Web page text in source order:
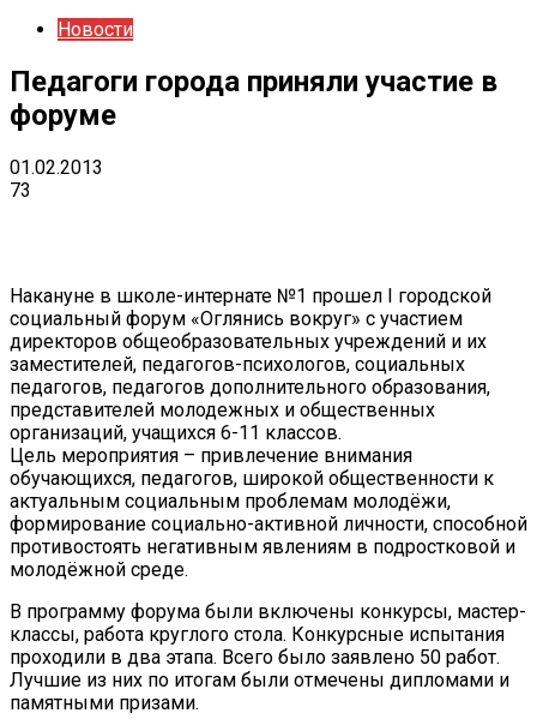
Новости
Педагоги города приняли участие в
форуме
01.02.2013
73
Накануне в школе-интернате №1 прошел I городской
социальный форум «Оглянись вокруг» с участием
директоров общеобразовательных учреждений и их
заместителей, педагогов-психологов, социальных
педагогов, педагогов дополнительного образования,
представителей молодежных и общественных
организаций, учащихся 6-11 классов.
Цель мероприятия – привлечение внимания
обучающихся, педагогов, широкой общественности к
актуальным социальным проблемам молодёжи,
формирование социально-активной личности, способной
противостоять негативным явлениям в подростковой и
молодёжной среде.
В программу форума были включены конкурсы, мастер-
классы, работа круглого стола. Конкурсные испытания
проходили в два этапа. Всего было заявлено 50 работ.
Лучшие из них по итогам были отмечены дипломами и
памятными призами.